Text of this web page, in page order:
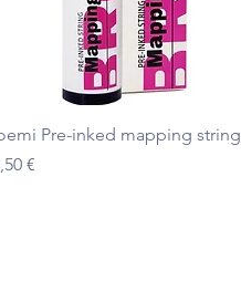
Ātrais skats
Pre-inked mapping string
€